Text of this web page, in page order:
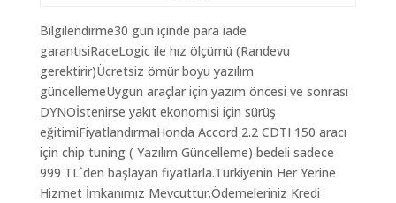
Bilgilendirme30 gun içinde para iade
garantisiRaceLogic ile hız ölçümü (Randevu
gerektirir)Ücretsiz ömür boyu yazılım
güncellemeUygun araçlar için yazım öncesi ve sonrası
DYNOİstenirse yakıt ekonomisi için sürüş
eğitimiFiyatlandırmaHonda Accord 2.2 CDTI 150 aracı
için chip tuning ( Yazılım Güncelleme) bedeli sadece
999 TL`den başlayan fiyatlarla.Türkiyenin Her Yerine
Hizmet İmkanımız Mevcuttur.Ödemeleriniz Kredi